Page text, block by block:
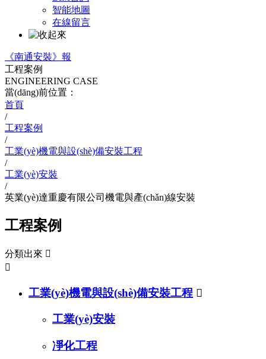
智能地圖
在線留言
《南通安裝》報
工程案例
ENGINEERING CASE
當(dāng)前位置：
首頁
/
工程案例
/
工業(yè)機電與設(shè)備安裝工程
/
工業(yè)安裝
/
英業(yè)達重慶有限公司機電與產(chǎn)線安裝
工程案例
分類出來 

工業(yè)機電與設(shè)備安裝工程 
工業(yè)安裝
凈化工程